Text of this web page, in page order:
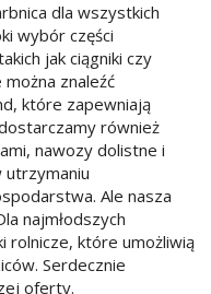
dla wszystkich
wybór części
jak ciągniki czy
znaleźć
które zapewniają
również
nawozy dolistne i
Ale nasza
najmłodszych
rolnicze, które umożliwią
Serdecznie
oferty.